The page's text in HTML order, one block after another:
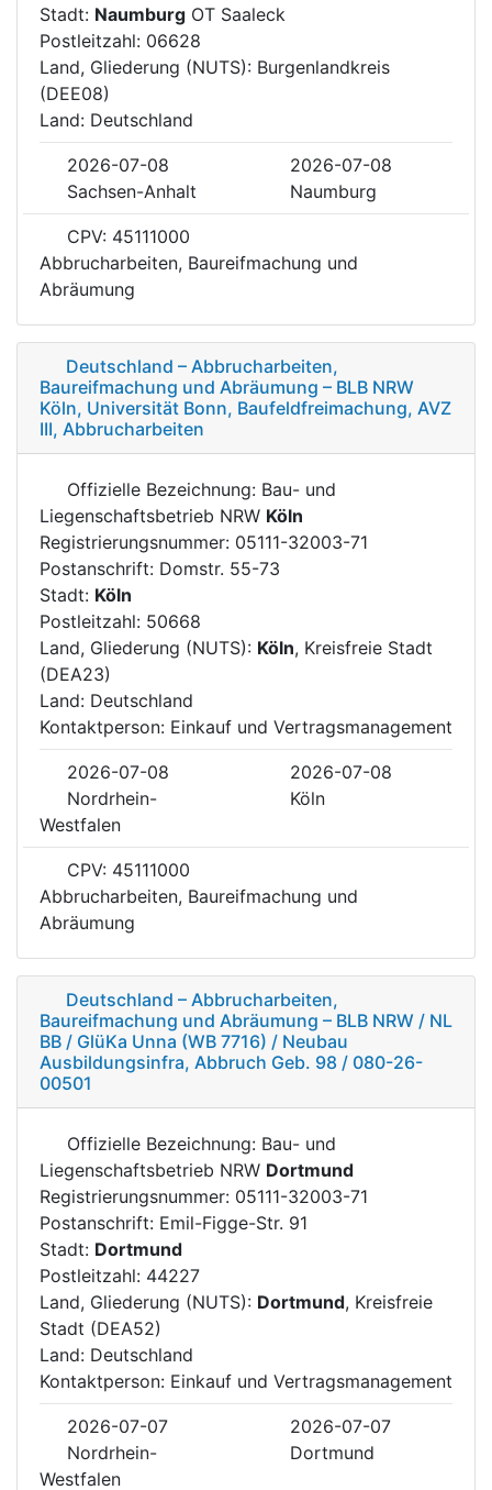
Stadt: Naumburg OT Saaleck
Postleitzahl: 06628
Land, Gliederung (NUTS): Burgenlandkreis
(DEE08)
Land: Deutschland
2026-07-08
2026-07-08
Sachsen-Anhalt
Naumburg
CPV: 45111000
Abbrucharbeiten, Baureifmachung und
Abräumung
Deutschland – Abbrucharbeiten,
Baureifmachung und Abräumung – BLB NRW
Köln, Universität Bonn, Baufeldfreimachung, AVZ
III, Abbrucharbeiten
Offizielle Bezeichnung: Bau- und
Liegenschaftsbetrieb NRW Köln
Registrierungsnummer: 05111-32003-71
Postanschrift: Domstr. 55-73
Stadt: Köln
Postleitzahl: 50668
Land, Gliederung (NUTS): Köln, Kreisfreie Stadt
(DEA23)
Land: Deutschland
Kontaktperson: Einkauf und Vertragsmanagement
2026-07-08
2026-07-08
Nordrhein-
Westfalen
Köln
CPV: 45111000
Abbrucharbeiten, Baureifmachung und
Abräumung
Deutschland – Abbrucharbeiten,
Baureifmachung und Abräumung – BLB NRW / NL
BB / GlüKa Unna (WB 7716) / Neubau
Ausbildungsinfra, Abbruch Geb. 98 / 080-26-
00501
Offizielle Bezeichnung: Bau- und
Liegenschaftsbetrieb NRW Dortmund
Registrierungsnummer: 05111-32003-71
Postanschrift: Emil-Figge-Str. 91
Stadt: Dortmund
Postleitzahl: 44227
Land, Gliederung (NUTS): Dortmund, Kreisfreie
Stadt (DEA52)
Land: Deutschland
Kontaktperson: Einkauf und Vertragsmanagement
2026-07-07
2026-07-07
Nordrhein-
Westfalen
Dortmund